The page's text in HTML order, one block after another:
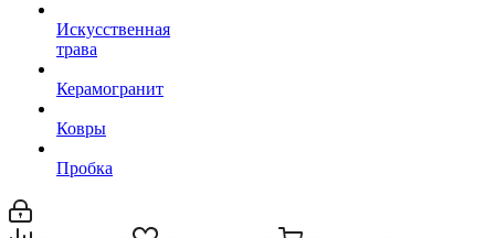
Искусственная
трава
Керамогранит
Ковры
Пробка